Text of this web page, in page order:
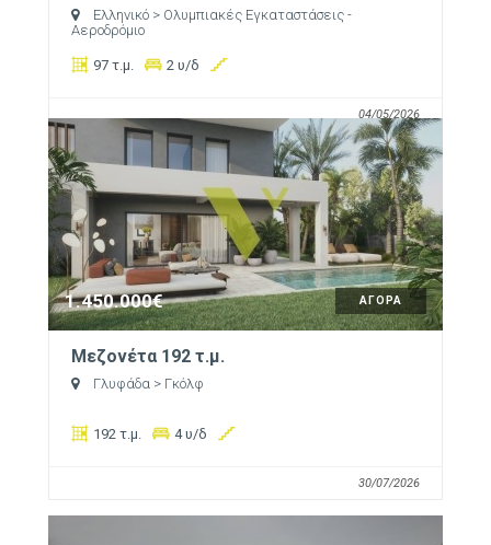
Ελληνικό > Ολυμπιακές Εγκαταστάσεις -
Αεροδρόμιο
97 τ.μ. 2 υ/δ
04/05/2026
ΑΓΟΡΑ
1.450.000€
Μεζονέτα 192 τ.μ.
Γλυφάδα > Γκόλφ
192 τ.μ. 4 υ/δ
30/07/2026